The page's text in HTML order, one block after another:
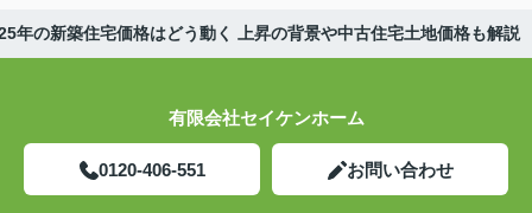
年の新築住宅価格はどう動く 上昇の背景や中古住宅土地価格も解説
有限会社セイケンホーム
0120-406-551 お問い合わせ